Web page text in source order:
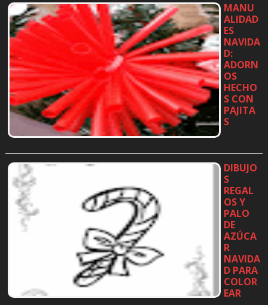
MANU
ALIDAD
ES
NAVIDA
D:
ADORN
OS
HECHO
S CON
PAJITA
S
DIBUJO
S
REGAL
OS Y
PALO
DE
AZÚCA
R
NAVIDA
D PARA
COLOR
EAR